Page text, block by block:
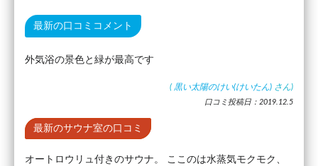
最新の口コミコメント
外気浴の景色と緑が最高です
( 黒い太陽のけい(けいたん) さん)
口コミ投稿日：2019.12.5
最新のサウナ室の口コミ
オートロウリュ付きのサウナ。 ここのは水蒸気モクモク、